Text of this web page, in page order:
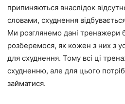
припиняються внаслідок
словами, схуднення
Ми розглянемо дані тренажери
розберемося, як кожен з них з
для схуднення. Тому всі ці
схудненню, але для цього
займатися.